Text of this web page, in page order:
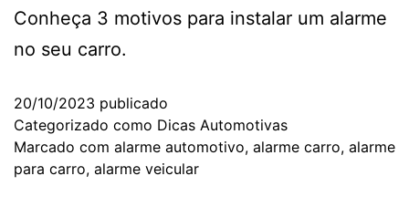
Conheça 3 motivos para instalar um alarme
no seu carro.
20/10/2023 publicado
Categorizado como Dicas Automotivas
Marcado com alarme automotivo, alarme carro, alarme
para carro, alarme veicular